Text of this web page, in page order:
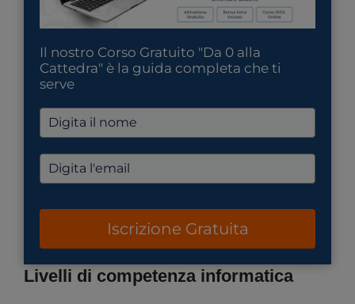
Il nostro Corso Gratuito "Da 0 alla
Cattedra" è la guida completa che ti
serve
Iscrizione Gratuita
Livelli di competenza informatica